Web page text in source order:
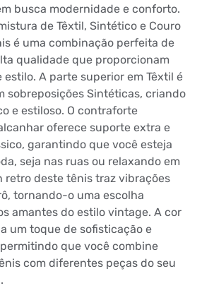
busca modernidade e conforto.
de Têxtil, Sintético e Couro
é uma combinação perfeita de
qualidade que proporcionam
A parte superior em Têxtil é
sobreposições Sintéticas, criando
e estiloso. O contraforte
oferece suporte extra e
garantindo que você esteja
seja nas ruas ou relaxando em
retro deste tênis traz vibrações
tornando-o uma escolha
amantes do estilo vintage. A cor
um toque de sofisticação e
que você combine
com diferentes peças do seu